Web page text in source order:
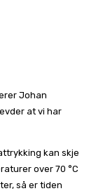
Johan
at vi har
kan skje
over 70 °C
så er tiden